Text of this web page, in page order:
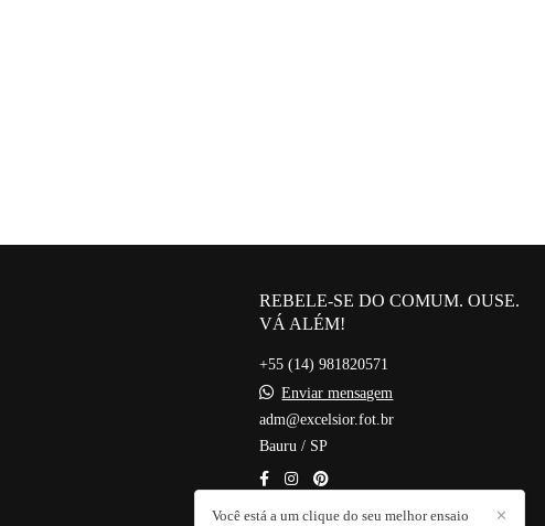
REBELE-SE DO COMUM. OUSE.
VÁ ALÉM!
+55 (14) 981820571
Enviar mensagem
adm@excelsior.fot.br
Bauru / SP
✕
Você está a um clique do seu melhor ensaio